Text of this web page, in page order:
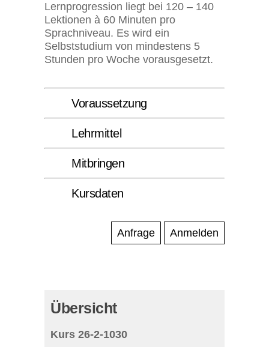
Lernprogression liegt bei 120 – 140
Lektionen à 60 Minuten pro
Sprachniveau. Es wird ein
Selbststudium von mindestens 5
Stunden pro Woche vorausgesetzt.
Voraussetzung
Lehrmittel
Mitbringen
Kursdaten
Anfrage Anmelden
Übersicht
Kurs 26-2-1030